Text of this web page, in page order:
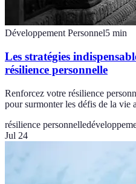
Développement Personnel5 min
Les stratégies
résilience personnelle
Renforcez votre résilience
pour surmonter les défis de la vie
résilience personnelle
Jul 24